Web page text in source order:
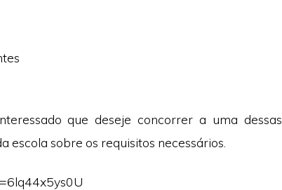
que deseje concorrer a uma dessas
escola sobre os requisitos necessários.